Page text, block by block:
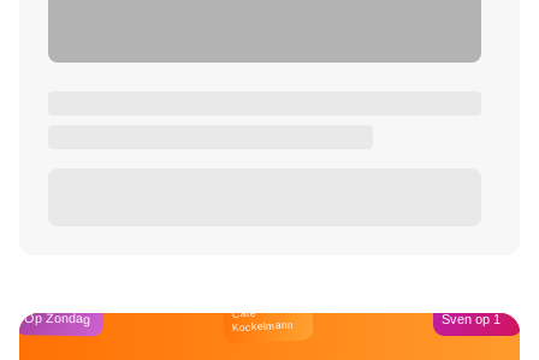
Op Zondag Café
Kockelmann Sven op 1